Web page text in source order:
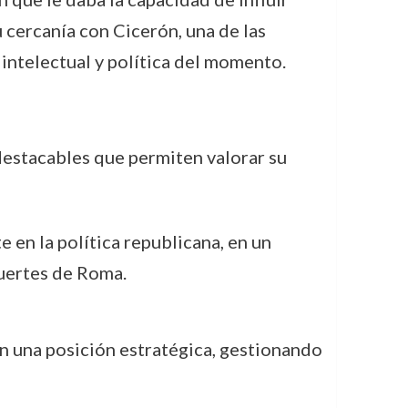
con Cicerón, una de las
y política del momento.
que permiten valorar su
en la política republicana, en un
de Roma.
una posición estratégica, gestionando